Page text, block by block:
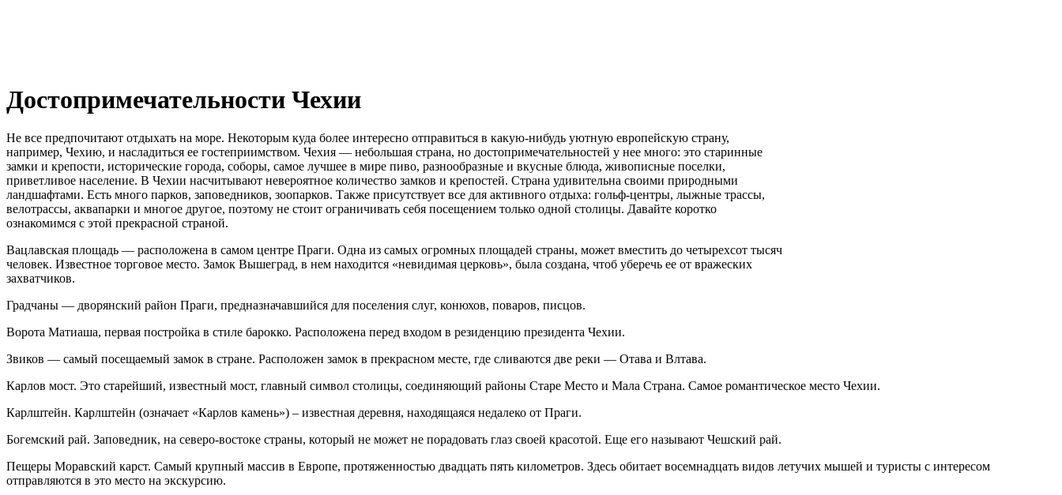
Достопримечательности Чехии
Не все предпочитают отдыхать на море. Некоторым куда более интересно отправиться в какую-нибудь уютную европейскую страну,
например, Чехию, и насладиться ее гостеприимством. Чехия — небольшая страна, но достопримечательностей у нее много: это старинные
замки и крепости, исторические города, соборы, самое лучшее в мире пиво, разнообразные и вкусные блюда, живописные поселки,
приветливое население. В Чехии насчитывают невероятное количество замков и крепостей. Страна удивительна своими природными
ландшафтами. Есть много парков, заповедников, зоопарков. Также присутствует все для активного отдыха: гольф-центры, лыжные трассы,
велотрассы, аквапарки и многое другое, поэтому не стоит ограничивать себя посещением только одной столицы. Давайте коротко
ознакомимся с этой прекрасной страной.
Вацлавская площадь — расположена в самом центре Праги. Одна из самых огромных площадей страны, может вместить до четырехсот тысяч
человек. Известное торговое место. Замок Вышеград, в нем находится «невидимая церковь», была создана, чтоб уберечь ее от вражеских
захватчиков.
Градчаны — дворянский район Праги, предназначавшийся для поселения слуг, конюхов, поваров, писцов.
Ворота Матиаша, первая постройка в стиле барокко. Расположена перед входом в резиденцию президента Чехии.
Звиков — самый посещаемый замок в стране. Расположен замок в прекрасном месте, где сливаются две реки — Отава и Влтава.
Карлов мост. Это старейший, известный мост, главный символ столицы, соединяющий районы Старе Место и Мала Страна. Самое романтическое место Чехии.
Карлштейн. Карлштейн (означает «Карлов камень») – известная деревня, находящаяся недалеко от Праги.
Богемский рай. Заповедник, на северо-востоке страны, который не может не порадовать глаз своей красотой. Еще его называют Чешский рай.
Пещеры Моравский карст. Самый крупный массив в Европе, протяженностью двадцать пять километров. Здесь обитает восемнадцать видов летучих мышей и туристы с интересом
отправляются в это место на экскурсию.